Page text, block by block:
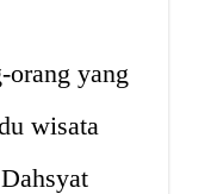
yang
wisata